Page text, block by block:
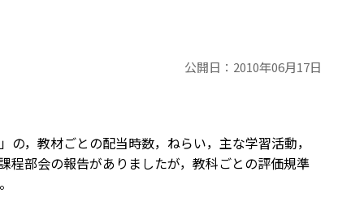
公開日： 2010年06月17日
，教材ごとの配当時数，ねらい，主な学習活動，
程部会の報告がありましたが，教科ごとの評価規準